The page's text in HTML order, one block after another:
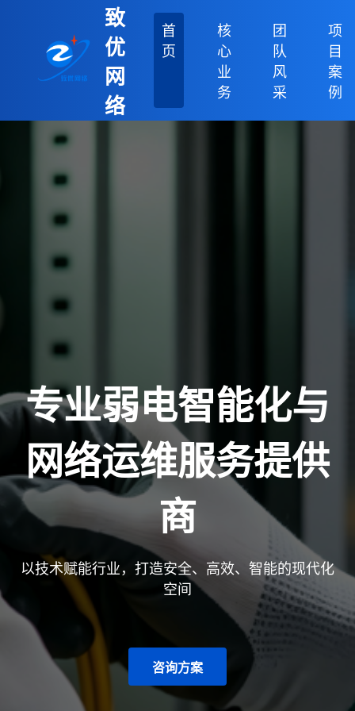
致
优
网
络
首
页
核
心
业
务
团
队
风
采
项
目
案
例
专业弱电智能化与
网络运维服务提供
商
以技术赋能行业，打造安全、高效、智能的现代化
空间
咨询方案